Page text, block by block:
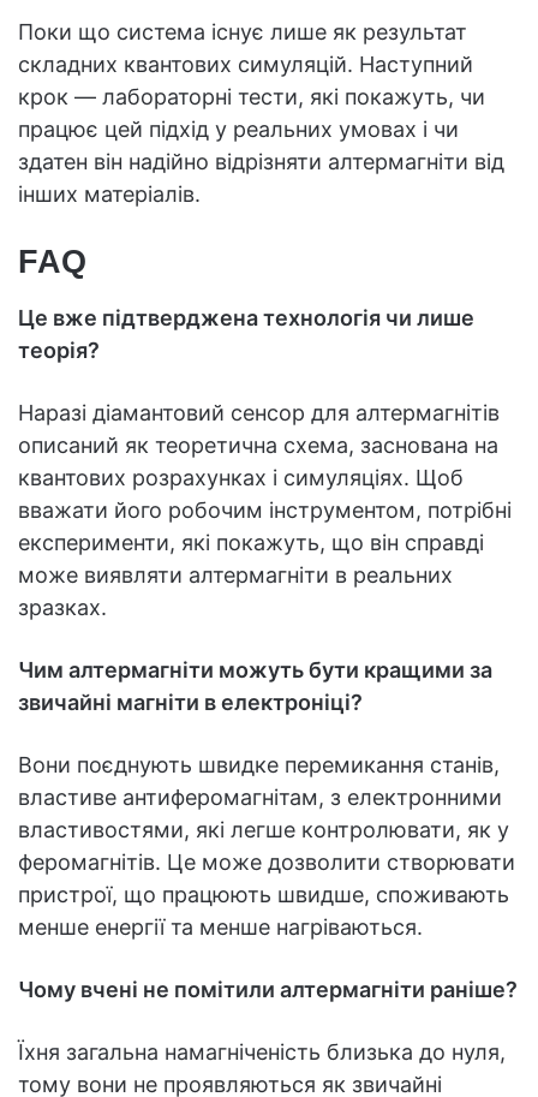
Поки що система існує лише як результат
складних квантових симуляцій. Наступний
крок — лабораторні тести, які покажуть, чи
працює цей підхід у реальних умовах і чи
здатен він надійно відрізняти алтермагніти від
інших матеріалів.
FAQ
Це вже підтверджена технологія чи лише
теорія?
Наразі діамантовий сенсор для алтермагнітів
описаний як теоретична схема, заснована на
квантових розрахунках і симуляціях. Щоб
вважати його робочим інструментом, потрібні
експерименти, які покажуть, що він справді
може виявляти алтермагніти в реальних
зразках.
Чим алтермагніти можуть бути кращими за
звичайні магніти в електроніці?
Вони поєднують швидке перемикання станів,
властиве антиферомагнітам, з електронними
властивостями, які легше контролювати, як у
феромагнітів. Це може дозволити створювати
пристрої, що працюють швидше, споживають
менше енергії та менше нагріваються.
Чому вчені не помітили алтермагніти раніше?
Їхня загальна намагніченість близька до нуля,
тому вони не проявляються як звичайні